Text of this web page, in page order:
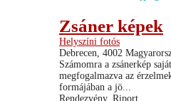
Zsáner képek
Helyszíni fotós
Debrecen, 4002
Számomra a zsánerkép
megfogalmazva az
formájában a jö...
Rendezvény, Riport